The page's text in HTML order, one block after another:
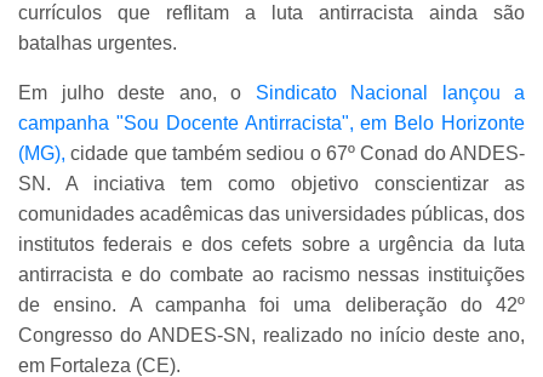
currículos que reflitam a luta antirracista ainda são
batalhas urgentes.
Em julho deste ano, o Sindicato Nacional lançou a
campanha "Sou Docente Antirracista", em Belo Horizonte
(MG), cidade que também sediou o 67º Conad do ANDES-
SN. A inciativa tem como objetivo conscientizar as
comunidades acadêmicas das universidades públicas, dos
institutos federais e dos cefets sobre a urgência da luta
antirracista e do combate ao racismo nessas instituições
de ensino. A campanha foi uma deliberação do 42º
Congresso do ANDES-SN, realizado no início deste ano,
em Fortaleza (CE).